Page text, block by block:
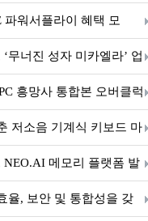
워서플라이 혜택 모
무너진 성자 미카엘라’ 업
흥망사 통합본 오버클럭
저소음 기계식 키보드 마
메모리 플랫폼 발
율, 보안 및 통합성을 갖